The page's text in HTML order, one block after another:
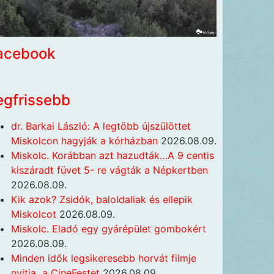
dr. Barkai László: A legtöbb újszülöttet
Miskolcon hagyják a kórházban 2026.08.09.
Miskolc. Korábban azt hazudták…A 9 centis
kiszáradt füvet 5- re vágták a Népkertben
2026.08.09.
Kik azok? Zsidók, baloldaliak és ellepik
Miskolcot 2026.08.09.
Miskolc. Eladó egy gyárépület gombokért
2026.08.09.
Minden idők legsikeresebb horvát filmje